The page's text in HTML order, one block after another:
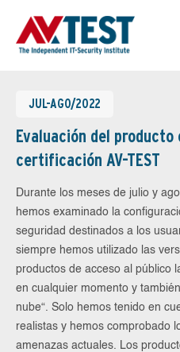
JUL-AGO/2022
Evaluación del
certificación AV-TEST
Durante los meses de julio y
hemos examinado la
seguridad destinados a los
siempre hemos utilizado las
productos de acceso al público
en cualquier momento y
nube“. Solo hemos tenido en
realistas y hemos comprobado
amenazas actuales. Los